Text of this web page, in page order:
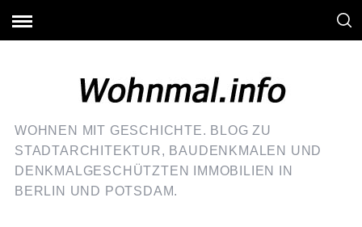
WOHNEN MIT GESCHICHTE. BLOG ZU
STADTARCHITEKTUR, BAUDENKMALEN UND
DENKMALGESCHÜTZTEN IMMOBILIEN IN
BERLIN UND POTSDAM.